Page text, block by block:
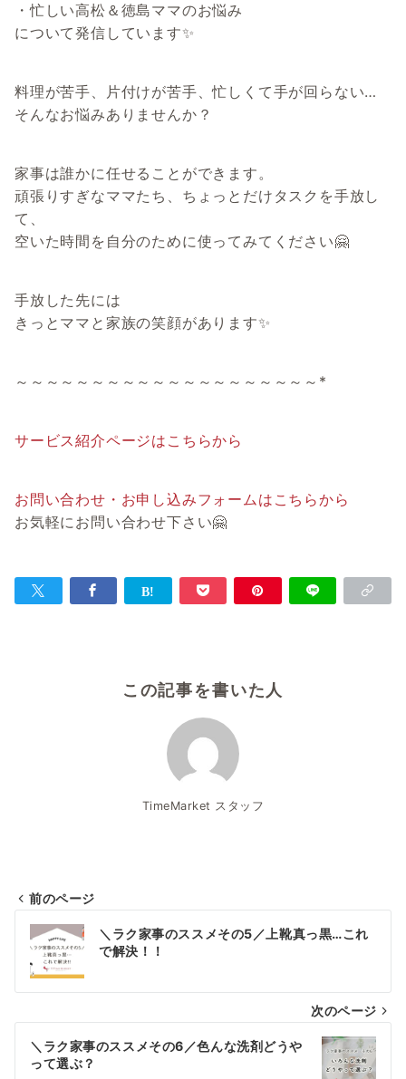
・忙しい高松＆徳島ママのお悩み
について発信しています✨
料理が苦手、片付けが苦手、忙しくて手が回らない…
そんなお悩みありませんか？
家事は誰かに任せることができます。
頑張りすぎなママたち、ちょっとだけタスクを手放し
て、
空いた時間を自分のために使ってみてください🤗
手放した先には
きっとママと家族の笑顔があります✨
～～～～～～～～～～～～～～～～～～～～*
サービス紹介ページはこちらから
お問い合わせ・お申し込みフォームはこちらから
お気軽にお問い合わせ下さい🤗
この記事を書いた人
TimeMarket スタッフ
投
稿
ナ
ビ
ゲ
前のページ
＼ラク家事のススメその5／上靴真っ黒…これ
で解決！！
次のページ
＼ラク家事のススメその6／色んな洗剤どうや
って選ぶ？